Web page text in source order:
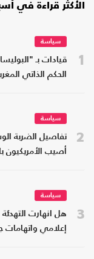
الأكثر قراءة في
1
سياسة
قيادات بـ
الحكم الذاتي
2
سياسة
تفاصيل الضربة
أصيب الأمريكيون
3
سياسة
هل انهارت التهدئة
إعلامي واتهامات